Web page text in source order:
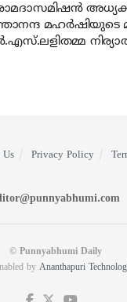
മഹര്‍ഷിയുടെ
Us Privacy Policy
© Punnyabhumi Daily
by Ananthapuri